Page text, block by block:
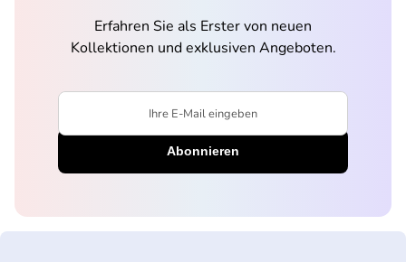
Erfahren Sie als Erster von neuen
Kollektionen und exklusiven Angeboten.
Ihre E-Mail eingeben